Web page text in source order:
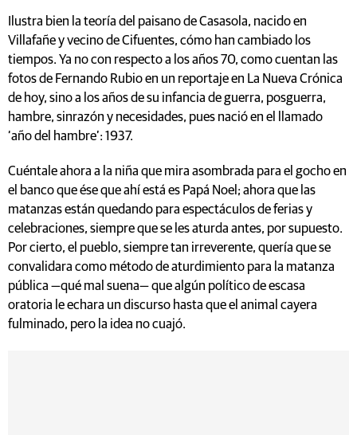
Ilustra bien la teoría del paisano de Casasola, nacido en
Villafañe y vecino de Cifuentes, cómo han cambiado los
tiempos. Ya no con respecto a los años 70, como cuentan las
fotos de Fernando Rubio en un reportaje en La Nueva Crónica
de hoy, sino a los años de su infancia de guerra, posguerra,
hambre, sinrazón y necesidades, pues nació en el llamado
‘año del hambre’: 1937.
Cuéntale ahora a la niña que mira asombrada para el gocho en
el banco que ése que ahí está es Papá Noel; ahora que las
matanzas están quedando para espectáculos de ferias y
celebraciones, siempre que se les aturda antes, por supuesto.
Por cierto, el pueblo, siempre tan irreverente, quería que se
convalidara como método de aturdimiento para la matanza
pública —qué mal suena— que algún político de escasa
oratoria le echara un discurso hasta que el animal cayera
fulminado, pero la idea no cuajó.